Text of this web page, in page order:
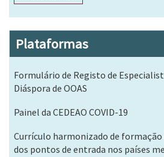
Plataformas
Formulário de Registo de
Diáspora de OOAS
Painel da CEDEAO COVID-19
Currículo harmonizado de formação
dos pontos de entrada nos países